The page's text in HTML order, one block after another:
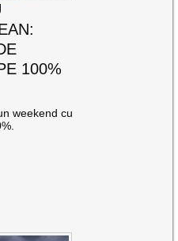
100%
weekend cu